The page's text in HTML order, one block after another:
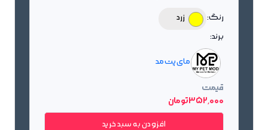
رنگ:
زرد
برند:
مای پت مد
قیمت
352٬000 تومان
افزودن به سبد خرید